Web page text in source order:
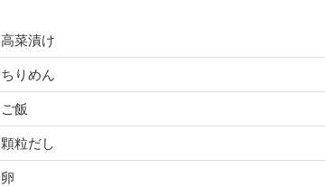
高菜漬け
ちりめん
ご飯
顆粒だし
卵